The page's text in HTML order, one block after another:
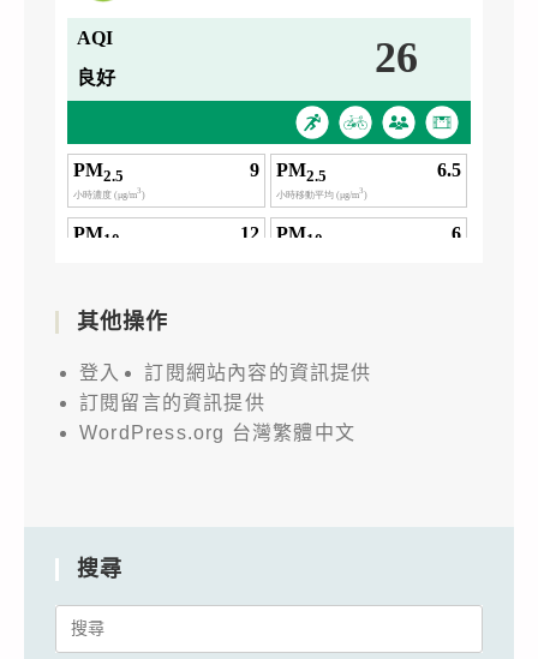
其他操作
登入
訂閱網站內容的資訊提供
訂閱留言的資訊提供
WordPress.org 台灣繁體中文
搜尋
Search